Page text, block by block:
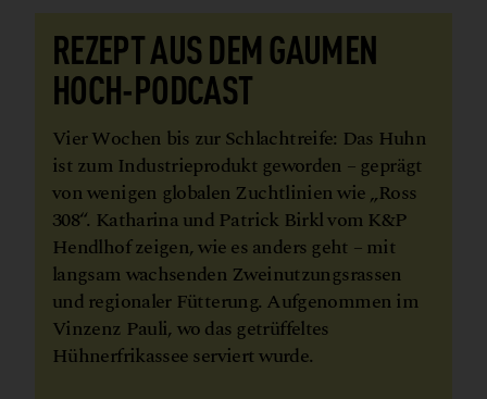
REZEPT AUS DEM GAUMEN
HOCH-PODCAST
Vier Wochen bis zur Schlachtreife: Das Huhn
ist zum Industrieprodukt geworden – geprägt
von wenigen globalen Zuchtlinien wie „Ross
308“. Katharina und Patrick Birkl vom K&P
Hendlhof zeigen, wie es anders geht – mit
langsam wachsenden Zweinutzungsrassen
und regionaler Fütterung. Aufgenommen im
Vinzenz Pauli, wo das getrüffeltes
Hühnerfrikassee serviert wurde.